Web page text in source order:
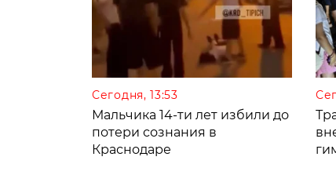
Сегодня, 13:53
Мальчика 14-ти лет избили до
потери сознания в
Краснодаре